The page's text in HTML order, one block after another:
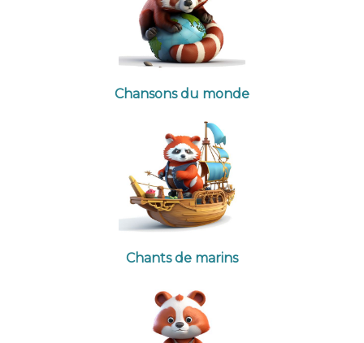
Chansons du monde
Chants de marins